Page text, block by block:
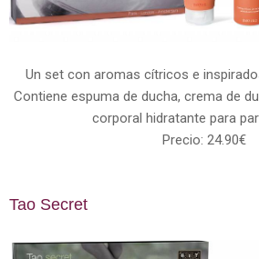
Un set con aromas cítricos e
Contiene espuma de ducha, crema de
corporal hidratante para
Precio: 24.90€
Tao Secret